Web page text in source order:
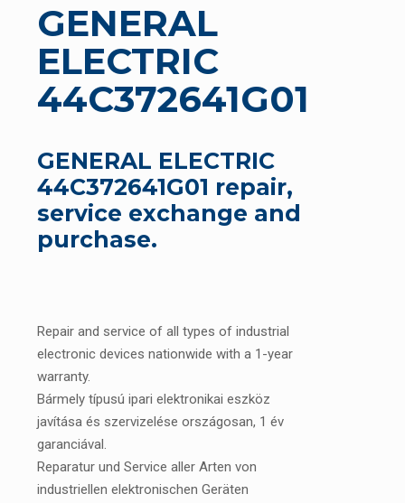
GENERAL
ELECTRIC
44C372641G01
GENERAL ELECTRIC
44C372641G01 repair,
service exchange and
purchase.
Repair and service of all types of industrial
electronic devices nationwide with a 1-year
warranty.
Bármely típusú ipari elektronikai eszköz
javítása és szervizelése országosan, 1 év
garanciával.
Reparatur und Service aller Arten von
industriellen elektronischen Geräten